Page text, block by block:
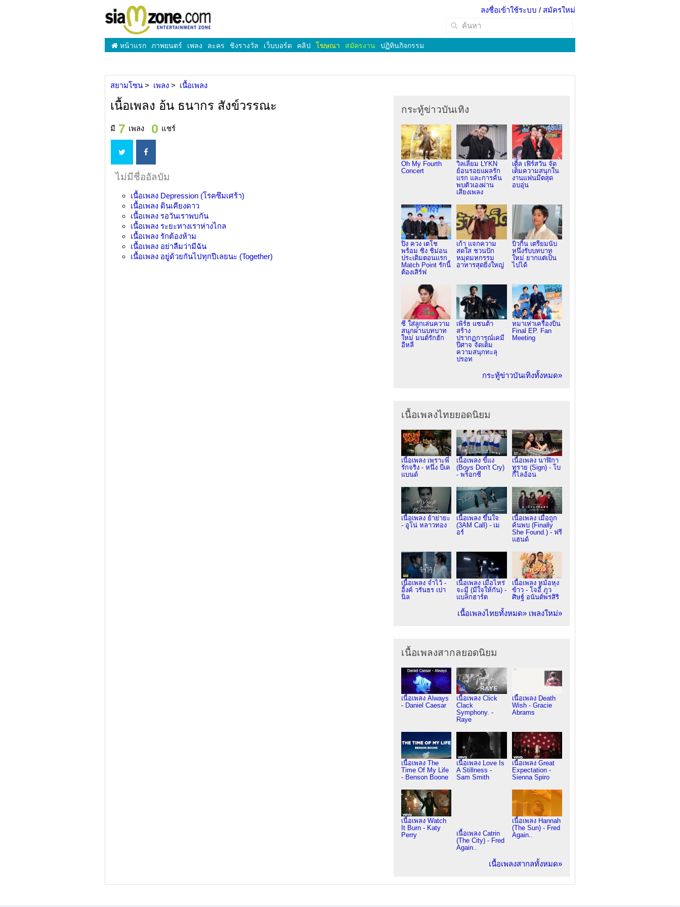
ลงชื่อเข้าใช้ระบบ / สมัครใหม่
หน้าแรก ภาพยนตร์ เพลง ละคร ชิงรางวัล เว็บบอร์ด คลิป โฆษณา สมัครงาน ปฏิทินกิจกรรม
สยามโซน เพลง เนื้อเพลง
เนื้อเพลง อ้น ธนากร สังข์วรรณะ
มี 7 เพลง 0 แชร์
ไม่มีชื่ออัลบัม
เนื้อเพลง Depression (โรคซึมเศร้า)
เนื้อเพลง ดินเคียงดาว
เนื้อเพลง รอวันเราพบกัน
เนื้อเพลง ระยะทางเราห่างไกล
เนื้อเพลง รักต้องห้าม
เนื้อเพลง อย่าลืมว่ามีฉัน
เนื้อเพลง อยู่ด้วยกันไปทุกปีเลยนะ (Together)
กระทู้ข่าวบันเทิง
Oh My Fourth
Concert
วิลเลี่ยม LYKN
ย้อนรอยแผลรัก
แรก และการค้น
พบตัวเองผ่าน
เสียงเพลง
เติ้ล เฟิร์สวัน จัด
เต็มความสนุกใน
งานแฟนมีตสุด
อบอุ่น
ปิง ควง เตโช
พร้อม ซิง ชิม่อน
ประเดิมตอนแรก
Match Point รักนี้
ต้องเสิร์ฟ
เก้า แจกความ
สดใส ชวนปัก
หมุดมหกรรม
อาหารสุดยิ่งใหญ่
บิวกิ้น เตรียมนับ
หนึ่งรับบทบาท
ใหม่ ยากแต่เป็น
ไปได้
ซี ใส่ลูกเล่นความ
สนุกผ่านบทบาท
ใหม่ มนต์รักฮัก
อีหลี
เพิร์ธ แซนต้า
สร้าง
ปรากฏการณ์เคมี
ปีศาจ จัดเต็ม
ความสนุกทะลุ
ปรอท
หมาเห่าเครื่องบิน
Final EP. Fan
Meeting
กระทู้ข่าวบันเทิงทั้งหมด»
เนื้อเพลงไทยยอดนิยม
เนื้อเพลง เพราะพี่
รักจริง - หนึ่ง บีเค
แบนด์
เนื้อเพลง ขี้แง
(Boys Don't Cry)
- พร็อกซี
เนื้อเพลง นาฬิกา
ทราย (Sign) - โบ
กี้ไลอ้อน
เนื้อเพลง ย้าย่ายะ
- อูโน่ หลาวทอง
เนื้อเพลง ขึ้นใจ
(3AM Call) - เม
อร์
เนื้อเพลง เมื่อถูก
ค้นพบ (Finally
She Found.) - ฟรี
แฮนด์
เนื้อเพลง จำไว้ -
อิ้งค์ วรันธร เปา
นิล
เนื้อเพลง เมื่อไหร่
จะมี (มีใจให้กัน) -
แบล็กฮาร์ต
เนื้อเพลง หม้อหุง
ข้าว - โจอี้ ภูว
ศิษฐ์ อนันต์พรสิริ
เนื้อเพลงไทยทั้งหมด» เพลงใหม่»
เนื้อเพลงสากลยอดนิยม
เนื้อเพลง Always
- Daniel Caesar
เนื้อเพลง Click
Clack
Symphony. -
Raye
เนื้อเพลง Death
Wish - Gracie
Abrams
เนื้อเพลง The
Time Of My Life
- Benson Boone
เนื้อเพลง Love Is
A Stillness -
Sam Smith
เนื้อเพลง Great
Expectation -
Sienna Spiro
เนื้อเพลง Watch
It Burn - Katy
Perry
เนื้อเพลง Catrin
(The City) - Fred
Again..
เนื้อเพลง Hannah
(The Sun) - Fred
Again..
เนื้อเพลงสากลทั้งหมด»